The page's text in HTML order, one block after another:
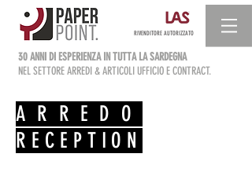
RIVENDITORE AUTORIZZATO
30 ANNI DI ESPERIENZA IN TUTTA LA SARDEGNA
NEL SETTORE ARREDI & ARTICOLI UFFICIO E CONTRACT.
ARREDO
RECEPTION